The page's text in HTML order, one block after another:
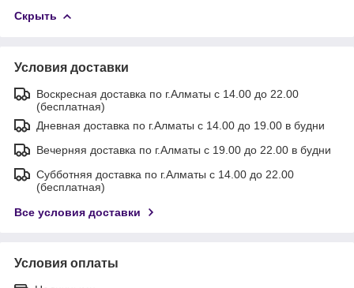
Скрыть
Условия доставки
Воскресная доставка по г.Алматы с 14.00 до 22.00
(бесплатная)
Дневная доставка по г.Алматы с 14.00 до 19.00 в будни
Вечерняя доставка по г.Алматы с 19.00 до 22.00 в будни
Субботняя доставка по г.Алматы с 14.00 до 22.00
(бесплатная)
Все условия доставки
Условия оплаты